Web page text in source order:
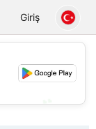
Giriş